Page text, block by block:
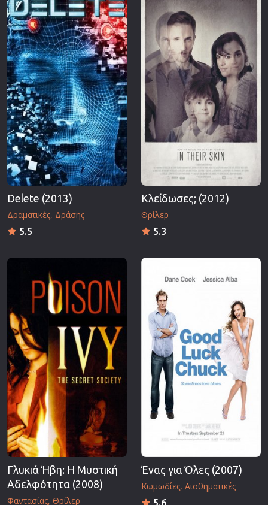
Delete (2013)
Δραματικές Δράσης
5.5
Κλείδωσες; (2012)
Θρίλερ
5.3
Γλυκιά Ήβη: Η Μυστική
Αδελφότητα (2008)
Φαντασίας Θρίλερ
Ένας για Όλες (2007)
Κωμωδίες Αισθηματικές
5.6